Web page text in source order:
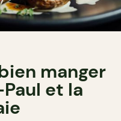
manger
et la